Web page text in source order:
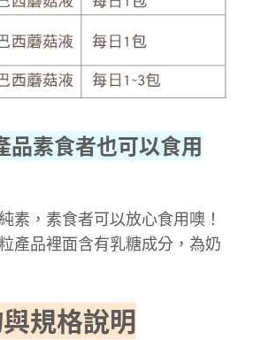
品素食者也可以食用
素，素食者可以放心食用噢！
產品裡面含有乳糖成分，為奶
規格說明